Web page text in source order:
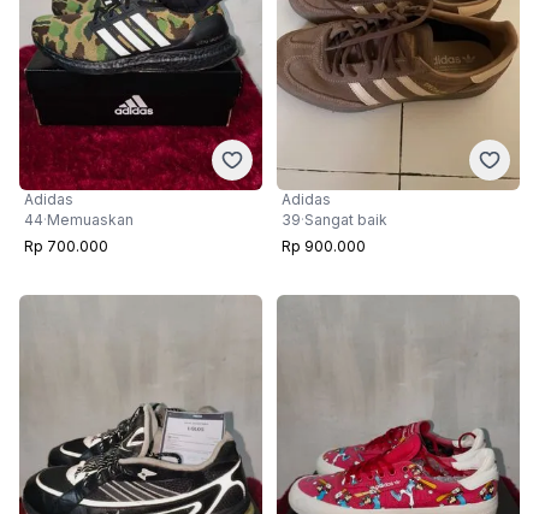
Adidas
44·Memuaskan
Rp 700.000
Adidas
39·Sangat baik
Rp 900.000